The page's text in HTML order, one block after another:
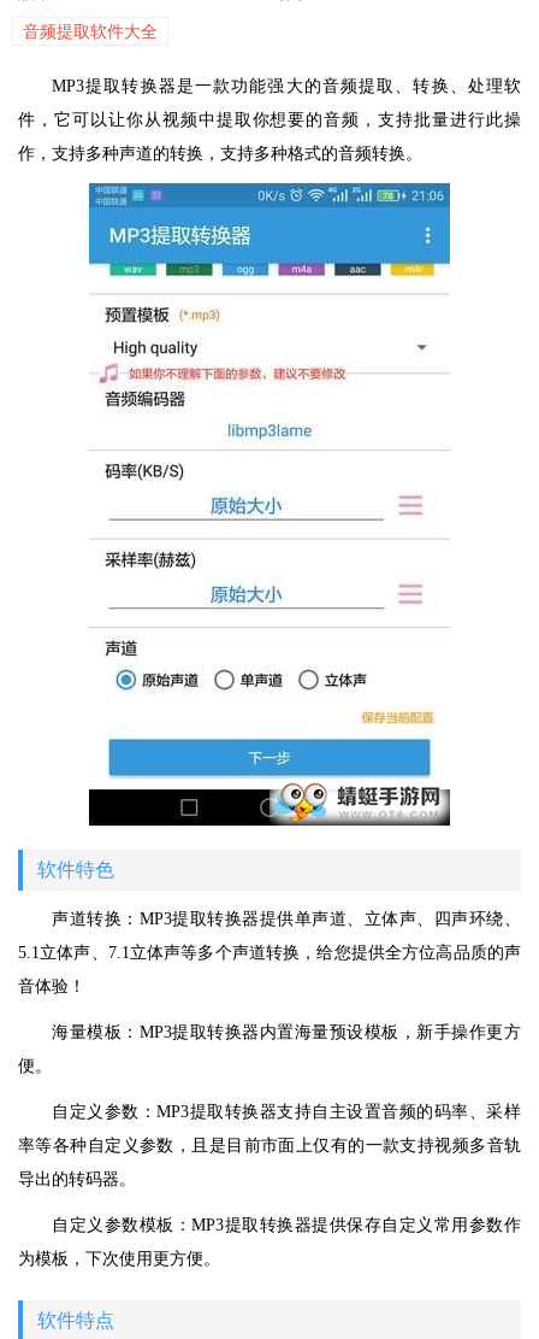
音频提取软件大全
MP3提取转换器是一款功能强大的音频提取、转换、处理软
件，它可以让你从视频中提取你想要的音频，支持批量进行此操
作，支持多种声道的转换，支持多种格式的音频转换。
软件特色
声道转换：MP3提取转换器提供单声道、立体声、四声环绕、
5.1立体声、7.1立体声等多个声道转换，给您提供全方位高品质的声
音体验！
海量模板：MP3提取转换器内置海量预设模板，新手操作更方
便。
自定义参数：MP3提取转换器支持自主设置音频的码率、采样
率等各种自定义参数，且是目前市面上仅有的一款支持视频多音轨
导出的转码器。
自定义参数模板：MP3提取转换器提供保存自定义常用参数作
为模板，下次使用更方便。
软件特点